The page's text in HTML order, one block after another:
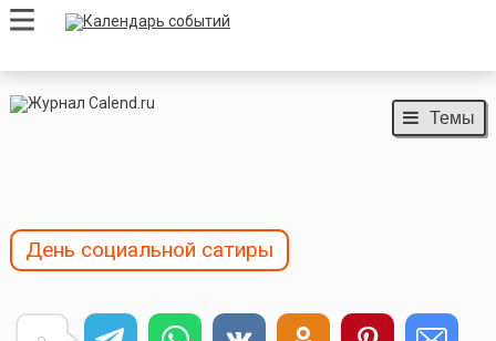
Темы
День социальной сатиры